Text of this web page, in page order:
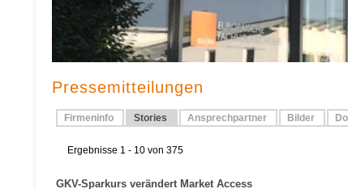
Pressemitteilungen